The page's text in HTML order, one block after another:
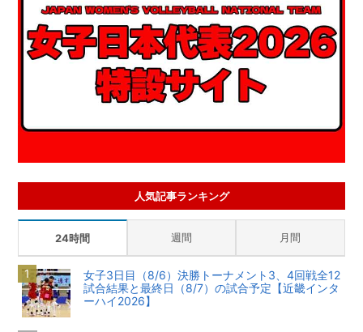
人気記事ランキング
24時間 週間 月間
女子3日目（8/6）決勝トーナメント3、4回戦全12
試合結果と最終日（8/7）の試合予定【近畿インタ
ーハイ2026】